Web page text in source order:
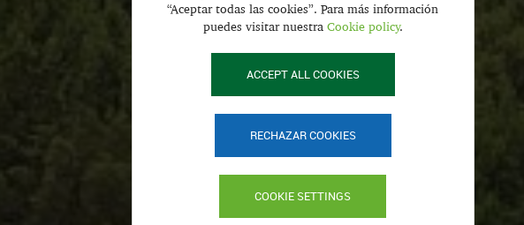
“Aceptar todas las cookies”. Para más información
puedes visitar nuestra Cookie policy.
ACCEPT ALL COOKIES
RECHAZAR COOKIES
COOKIE SETTINGS